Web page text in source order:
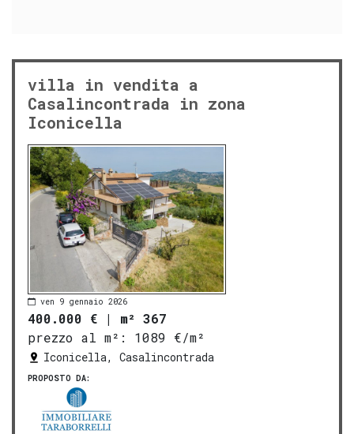
villa in vendita a
Casalincontrada in zona
Iconicella
ven 9 gennaio 2026
400.000 € | m² 367
prezzo al m²:
1089 €/m²
Iconicella, Casalincontrada
PROPOSTO DA: